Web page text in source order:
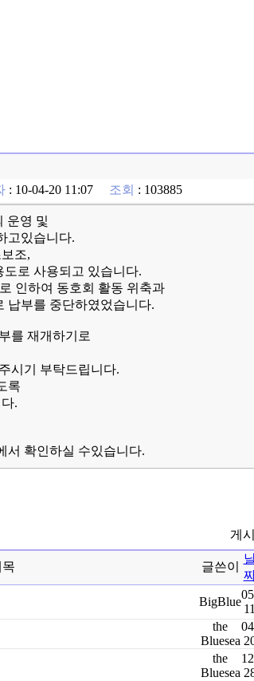
: 10-04-20 11:07 조회 : 103885
운영 및
고있습니다.
조,
도로 사용되고 있습니다.
인하여 동호회 활동 위축과
납부를 중단하였었습니다.
를 재개하기로
시기 부탁드립니다.
록
.
서 확인하실 수있습니다.
게
글쓴이
BigBlue
11
the
Bluesea
the
Bluesea